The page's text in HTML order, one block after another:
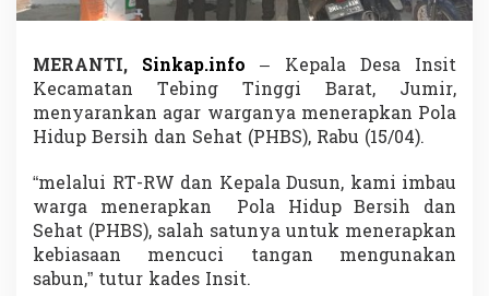
P
H
i
d
u
B
e
r
s
i
MERANTI, Sinkap.info – Kepala Desa Insit
Kecamatan Tebing Tinggi Barat, Jumir,
menyarankan agar warganya menerapkan Pola
Hidup Bersih dan Sehat (PHBS), Rabu (15/04).
“melalui RT-RW dan Kepala Dusun, kami imbau
warga menerapkan Pola Hidup Bersih dan
Sehat (PHBS), salah satunya untuk menerapkan
kebiasaan mencuci tangan mengunakan
sabun,” tutur kades Insit.